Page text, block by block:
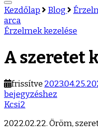
Kezdőlap Blog
arca
Érzelmek kezelése
A szeretet
frissítve 2023.04.25.
bejegyzéshez
Kcsi2
2022.02.22. Öröm,